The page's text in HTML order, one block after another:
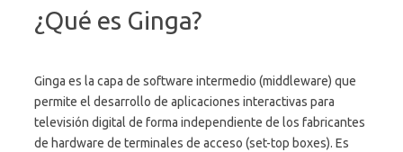
¿Qué es Ginga?
Ginga es la capa de software intermedio (middleware) que
permite el desarrollo de aplicaciones interactivas para
televisión digital de forma independiente de los fabricantes
de hardware de terminales de acceso (set-top boxes). Es